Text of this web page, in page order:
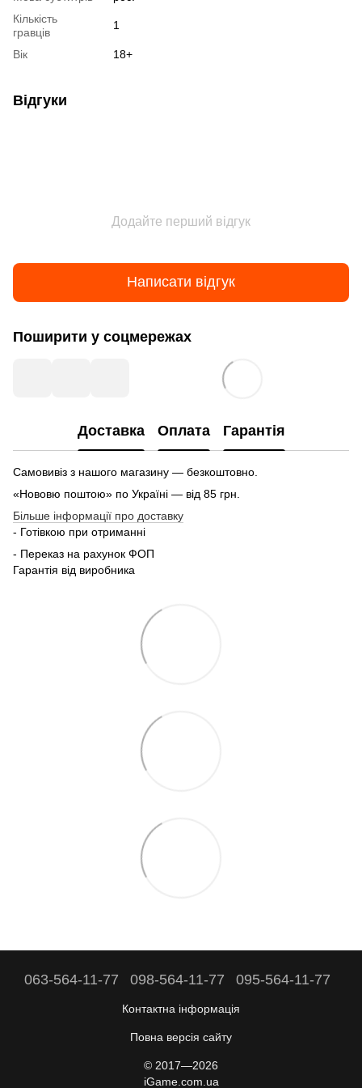
Кількість
гравців
1
Вік 18+
Відгуки
Додайте перший відгук
Написати відгук
Поширити у соцмережах
Доставка Оплата Гарантія
Самовивіз з нашого магазину — безкоштовно.
«Нововю поштою» по Україні — від 85 грн.
Більше інформації про доставку
- Готівкою при отриманні
- Переказ на рахунок ФОП
Гарантія від виробника
063-564-11-77 098-564-11-77 095-564-11-77
Контактна інформація
Повна версія сайту
© 2017—2026
iGame.com.ua